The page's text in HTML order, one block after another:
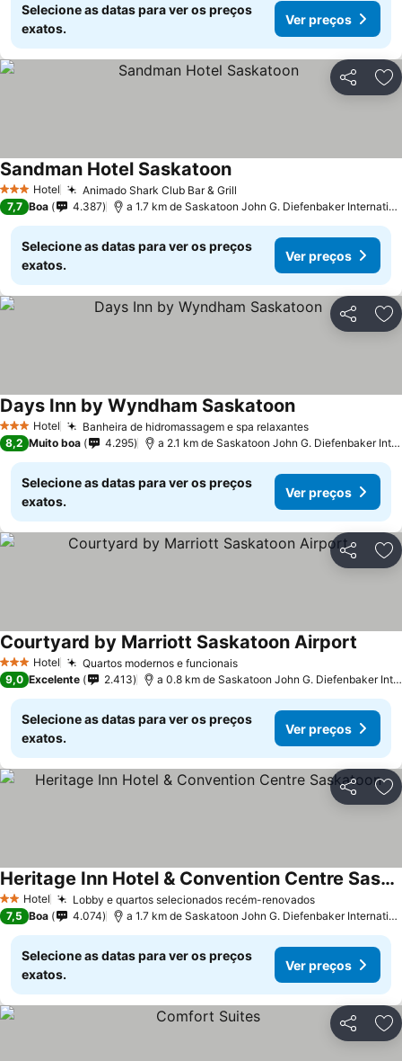
Selecione as datas para ver os preços
exatos.
Ver preços
Partilhar
3 EstrelasHotel Animado Shark Club Bar & Grill
Sandman Hotel Saskatoon
7,7 Boa 4.387 a 1.7 km de Saskatoon John G. Diefenbaker International Airport
Selecione as datas para ver os preços
exatos.
Ver preços
Partilhar
3 EstrelasHotel Banheira de hidromassagem e spa relaxantes
Days Inn by Wyndham Saskatoon
8,2 Muito boa 4.295 a 2.1 km de Saskatoon John G. Diefenbaker International Airport
Selecione as datas para ver os preços
exatos.
Ver preços
Partilhar
3 EstrelasHotel Quartos modernos e funcionais
Courtyard by Marriott Saskatoon Airport
9,0 Excelente 2.413 a 0.8 km de Saskatoon John G. Diefenbaker International Airport
Selecione as datas para ver os preços
exatos.
Ver preços
Partilhar
2 Estrelas
Hotel Lobby e quartos selecionados recém-renovados
Heritage Inn Hotel & Convention Centre Saskatoon
7,5 Boa 4.074 a 1.7 km de Saskatoon John G. Diefenbaker International Airport
Selecione as datas para ver os preços
exatos.
Ver preços
Partilhar